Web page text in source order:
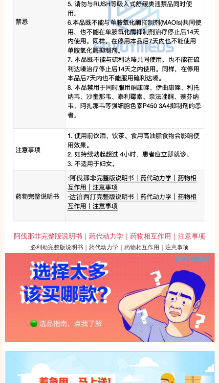
阿伐那非完整版说明书｜药代动力学｜药物相互作用｜注意事项
必利劲完整版说明书｜药代动力学｜药物相互作用｜注意事项